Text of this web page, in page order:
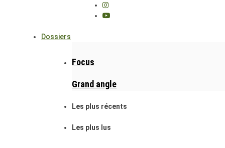
Dossiers
Focus
Grand angle
Les plus récents
Les plus lus